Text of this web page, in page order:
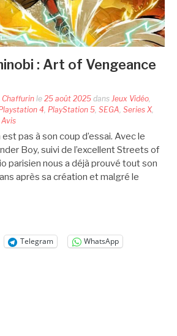
: Art of Vengeance
Chaffurin le 25 août 2025 dans Jeux Vidéo,
4, PlayStation 5, SEGA, Series X,
est pas à son coup d’essai. Avec le
Boy, suivi de l’excellent Streets of
parisien nous a déjà prouvé tout son
après sa création et malgré le
Telegram
WhatsApp